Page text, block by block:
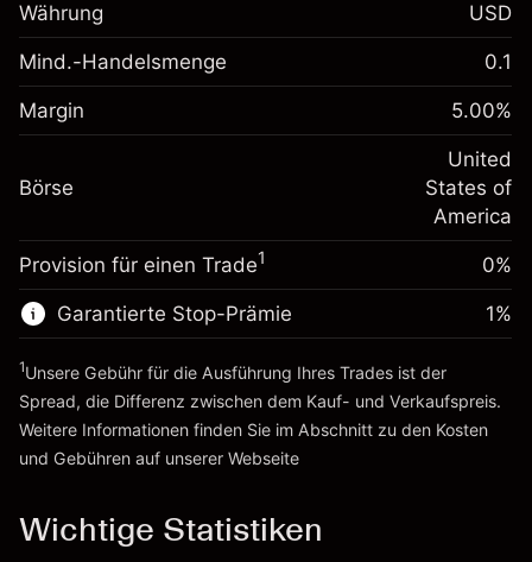
Anpassung der
Übernachtfinanzierung
fremdfinanzierten
(-$4.31)
~$20,000.00
Zur Plattform
Margin. Ihre Investition
$1,000.00
Anpassung der
-0.000682
%
(-$0.14)
Positionsgröße mit Hebelwirkung
~$20,000.00
Geld aus Hebelwirkung ~ $
Zur Plattform
Währung USD
Mind.-Handelsmenge 0.1
Margin 5.00%
Börse
United
States of
America
Provision für einen Trade1 0%
Garantierte Stop-Prämie 1%
1Unsere Gebühr für die Ausführung Ihres Trades ist der
Spread, die Differenz zwischen dem Kauf- und Verkaufspreis.
Weitere Informationen finden Sie im Abschnitt zu den Kosten
und Gebühren auf unserer Webseite
Wichtige Statistiken